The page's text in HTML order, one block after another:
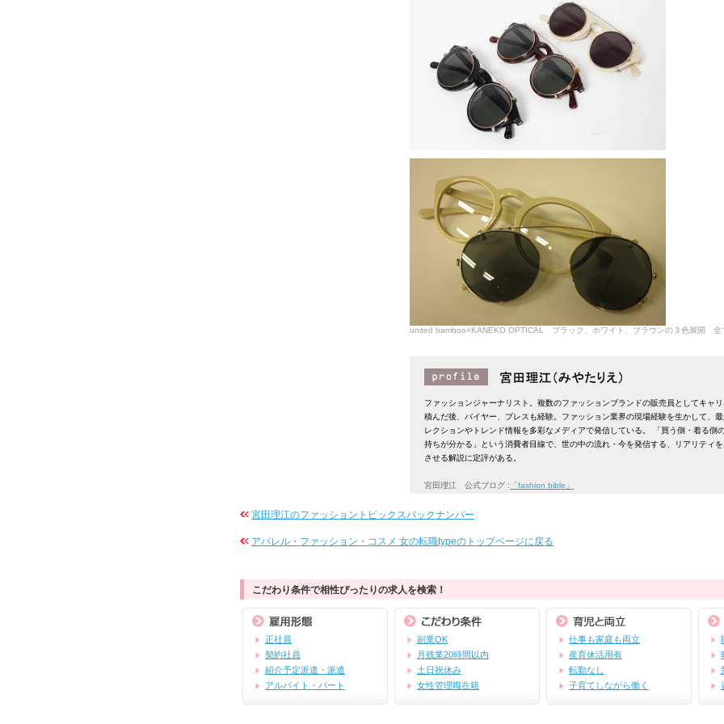
united bamboo×KANEKO OPTICAL ブラック、ホワイト、ブラウンの３色展開 全
ファッションジャーナリスト。複数のファッションブランドの販売員としてキャリ
積んだ後、バイヤー、プレスも経験。ファッション業界の現場経験を生かして、最
レクションやトレンド情報を多彩なメディアで発信している。 「買う側・着る側
持ちが分かる」という消費者目線で、世の中の流れ・今を発信する、リアリティを
させる解説に定評がある。
宮田理江 公式ブログ : 「fashion bible」
宮田理江のファッショントピックスバックナンバー
アパレル・ファッション・コスメ 女の転職typeのトップページに戻る
こだわり条件で相性ぴったりの求人を検索！
正社員
契約社員
紹介予定派遣・派遣
アルバイト・パート
副業OK
月残業20時間以内
土日祝休み
女性管理職在籍
仕事も家庭も両立
産育休活用有
転勤なし
子育てしながら働く